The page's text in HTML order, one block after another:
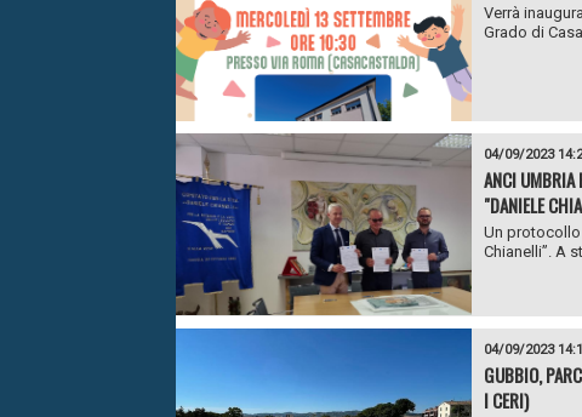
Verrà
Grado di
04/09/2023
ANCI UMBRIA
"DANIELE
Un protocollo
Chianelli”. A
04/09/2023
GUBBIO,
I CERI)